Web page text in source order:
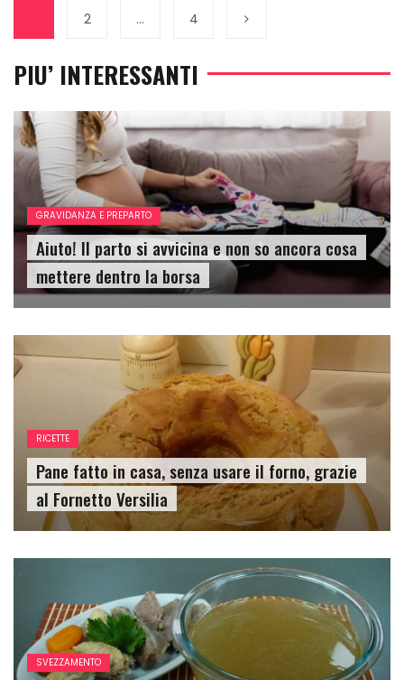
2 … 4
PIU’ INTERESSANTI
GRAVIDANZA E PREPARTO
Aiuto! Il parto si avvicina e non so ancora cosa
mettere dentro la borsa
RICETTE
Pane fatto in casa, senza usare il forno, grazie
al Fornetto Versilia
SVEZZAMENTO